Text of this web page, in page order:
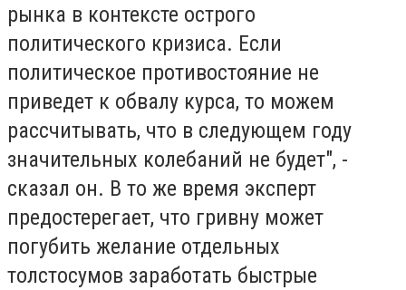
рынка в контексте острого
политического кризиса. Если
политическое противостояние не
приведет к обвалу курса, то можем
рассчитывать, что в следующем году
значительных колебаний не будет", -
сказал он. В то же время эксперт
предостерегает, что гривну может
погубить желание отдельных
толстосумов заработать быстрые